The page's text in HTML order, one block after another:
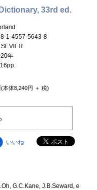
33rd ed.
1-4557-5643-8
年
(本体8,240円 ＋ 税)
いいね
G.C.Kane, J.B.Seward, e